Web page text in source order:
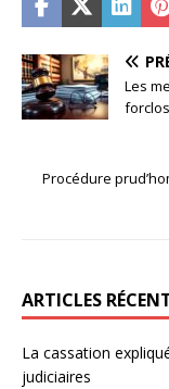
Les
Procédure
ARTICLES
La cassation
judiciaires